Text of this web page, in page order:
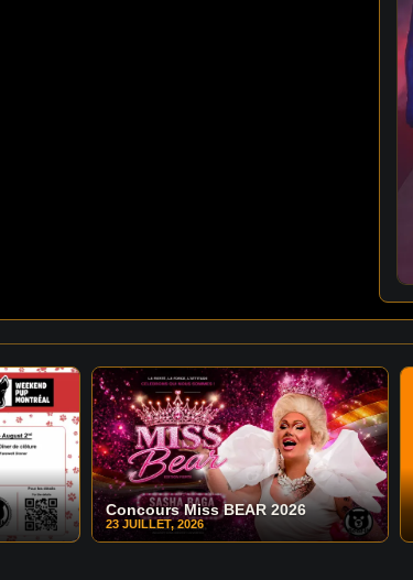
Concours Miss BEAR 2026
23 JUILLET, 2026